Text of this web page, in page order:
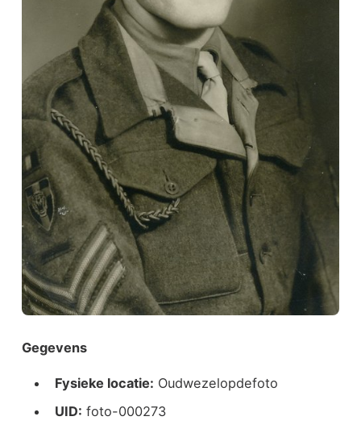
Gegevens
Fysieke locatie: Oudwezelopdefoto
UID: foto-000273